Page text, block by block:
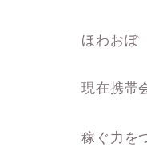
ほわおぽ
現在携帯
稼ぐ力を